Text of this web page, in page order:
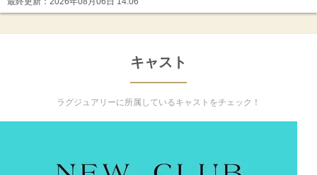
キャスト
ラグジュアリーに所属しているキャストをチェック！